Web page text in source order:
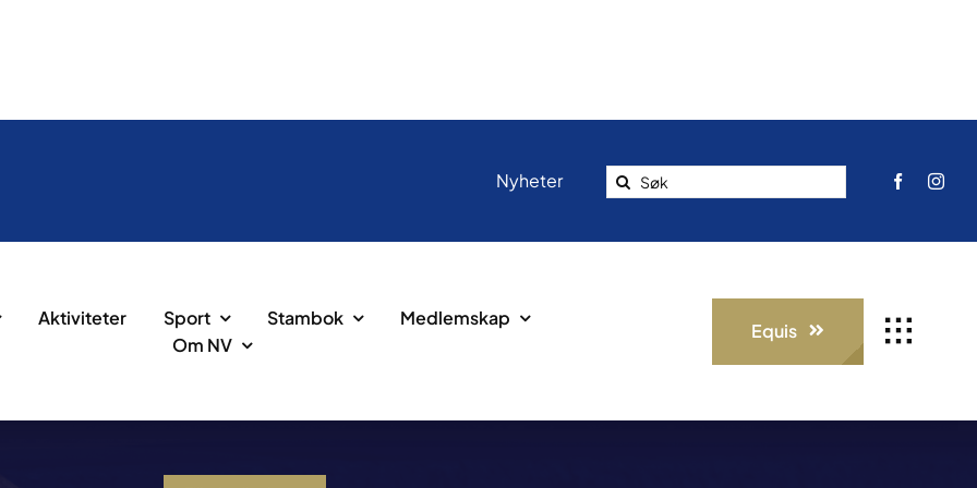
Nyheter
Search
Aktiviteter Sport Stambok
Medlemskap
Om NV
Equis